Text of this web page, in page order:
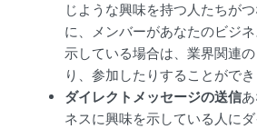
じような興味を持つ人たちが
に、メンバーがあなたのビジ
示している場合は、業界関連
り、参加したりすることができ
ダイレクトメッセージの送信
ネスに興味を示している人に